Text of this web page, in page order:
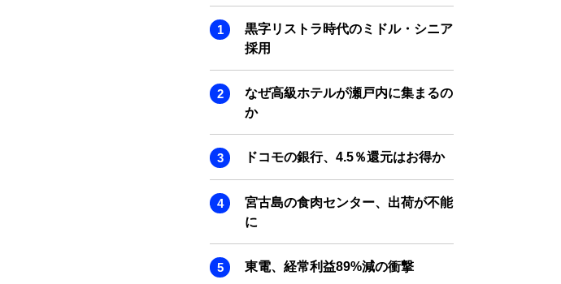
黒字リストラ時代のミドル・シニア
採用
なぜ高級ホテルが瀬戸内に集まるの
か
ドコモの銀行、4.5％還元はお得か
宮古島の食肉センター、出荷が不能
に
東電、経常利益89%減の衝撃
ENERGY MANAGEMENT JOURNAL
INBOUND JOURNAL
LIFE ENDING JOURNAL
AI JOURNAL
SMART MARKETING JOURNAL
ADOPTABLE DOG JOURNAL